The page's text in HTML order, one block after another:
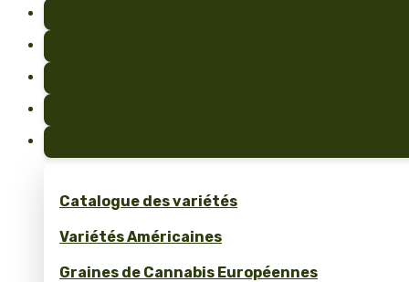
Catalogue des variétés
Variétés Américaines
Graines de Cannabis Européennes